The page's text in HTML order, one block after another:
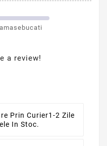
a review!
Prin Curier1-2 Zile
In Stoc.